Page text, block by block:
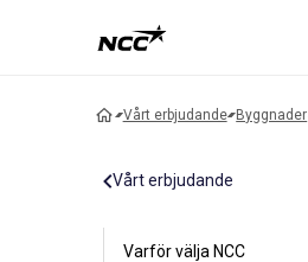
Vårt erbjudande Byggnader
Vårt erbjudande
Varför välja NCC